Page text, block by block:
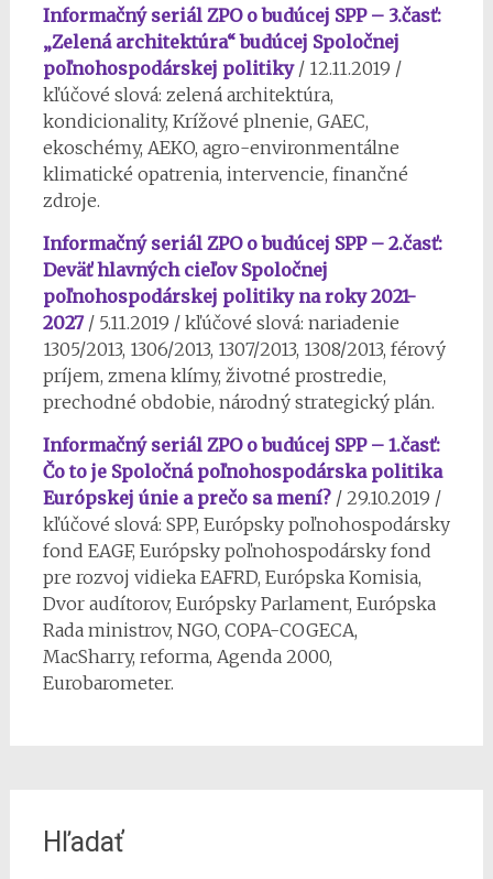
Informačný seriál ZPO o budúcej SPP – 3.časť:
„Zelená architektúra“ budúcej Spoločnej
poľnohospodárskej politiky/ 12.11.2019 /
kľúčové slová: zelená architektúra,
kondicionality, Krížové plnenie, GAEC,
ekoschémy, AEKO, agro-environmentálne
klimatické opatrenia, intervencie, finančné
zdroje.
Informačný seriál ZPO o budúcej SPP – 2.časť:
Deväť hlavných cieľov Spoločnej
poľnohospodárskej politiky na roky 2021-
2027/ 5.11.2019 / kľúčové slová: nariadenie
1305/2013, 1306/2013, 1307/2013, 1308/2013, férový
príjem, zmena klímy, životné prostredie,
prechodné obdobie, národný strategický plán.
Informačný seriál ZPO o budúcej SPP – 1.časť:
Čo to je Spoločná poľnohospodárska politika
Európskej únie a prečo sa mení? / 29.10.2019 /
kľúčové slová: SPP, Európsky poľnohospodársky
fond EAGF, Európsky poľnohospodársky fond
pre rozvoj vidieka EAFRD, Európska Komisia,
Dvor audítorov, Európsky Parlament, Európska
Rada ministrov, NGO, COPA-COGECA,
MacSharry, reforma, Agenda 2000,
Eurobarometer.
Hľadať